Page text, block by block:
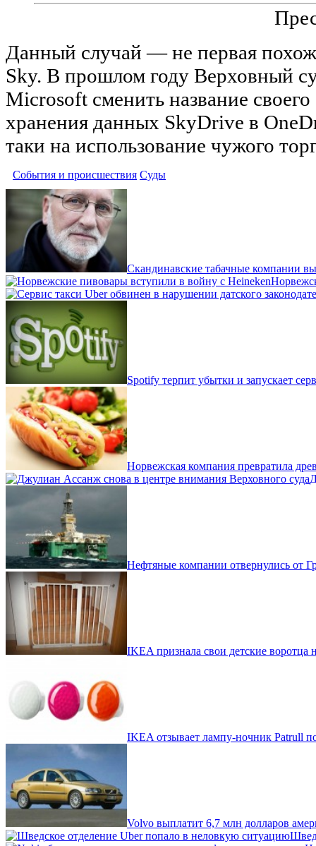
Данный случай — не первая
Sky. В прошлом году Верховный
Microsoft сменить название своего
хранения данных SkyDrive в
таки на использование чужого
События и происшествия Суды
Скандинавские табачные компании
Spotify терпит убытки и запускает
Норвежская компания превратила
Нефтяные компании отвернулись от
IKEA признала свои детские воротца
IKEA отзывает лампу-ночник Patrull
Volvo выплатит 6,7 млн долларов